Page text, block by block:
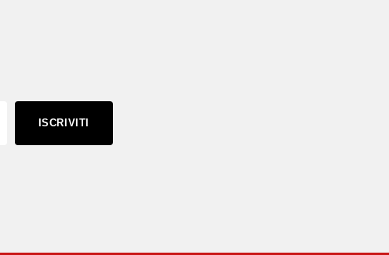
ISCRIVITI